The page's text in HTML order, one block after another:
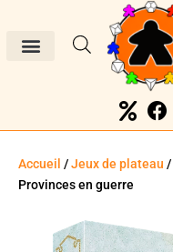
Accueil /Jeux de plateau /
Provinces en guerre